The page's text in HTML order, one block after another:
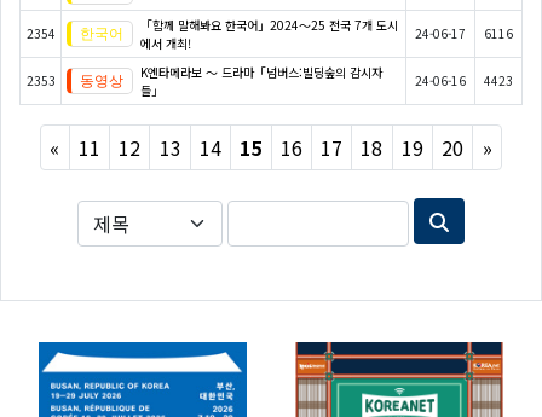
2354
「함께 말해봐요 한국어」2024～25 전국 7개 도시
에서 개최!
24-06-17 6116
2353
K엔타메라보 ～ 드라마「넘버스:빌딩숲의 감시자
들」
24-06-16 4423
« Previous
11 12 13 14 15 16 17 18 19 20 »Next